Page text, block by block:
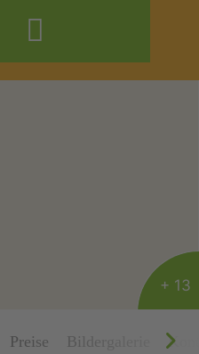
suchen
+ 13
Preise Bildergalerie